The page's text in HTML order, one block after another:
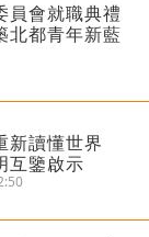
員會就職典禮
都青年新藍
新讀懂世界
互鑒啟示